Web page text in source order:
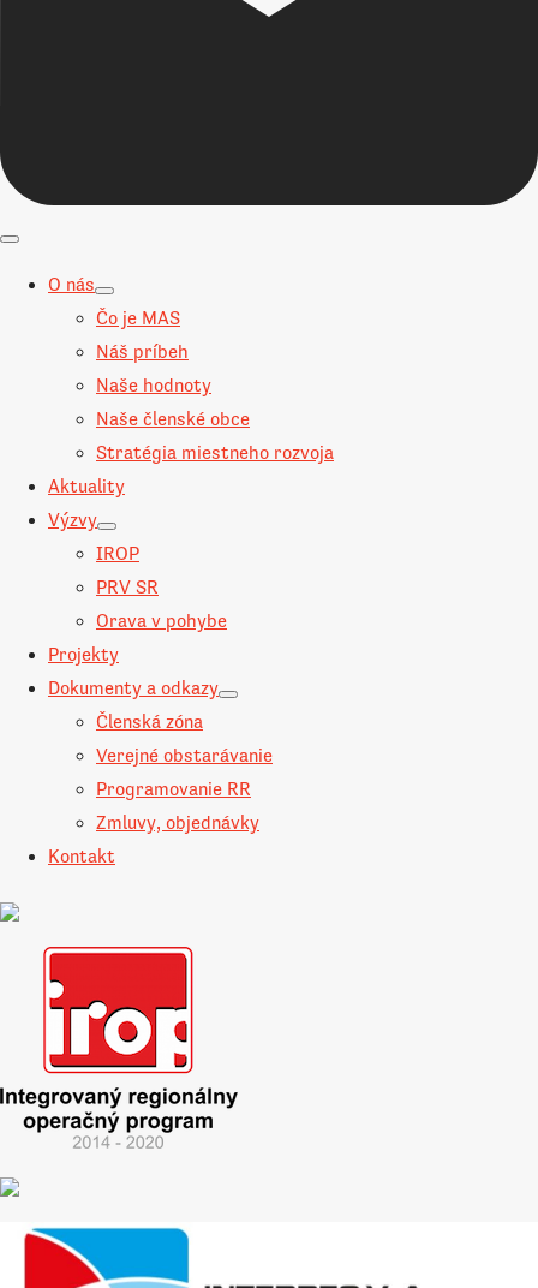
O nás
Čo je MAS
Náš príbeh
Naše hodnoty
Naše členské obce
Stratégia miestneho rozvoja
Aktuality
Výzvy
IROP
PRV SR
Orava v pohybe
Projekty
Dokumenty a odkazy
Členská zóna
Verejné obstarávanie
Programovanie RR
Zmluvy, objednávky
Kontakt